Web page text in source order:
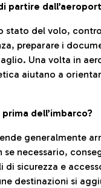
partire
stato del volo,
preparare i
Una volta in
aiutano a
dell’imbarco?
generalmente
necessario,
sicurezza e
destinazioni si